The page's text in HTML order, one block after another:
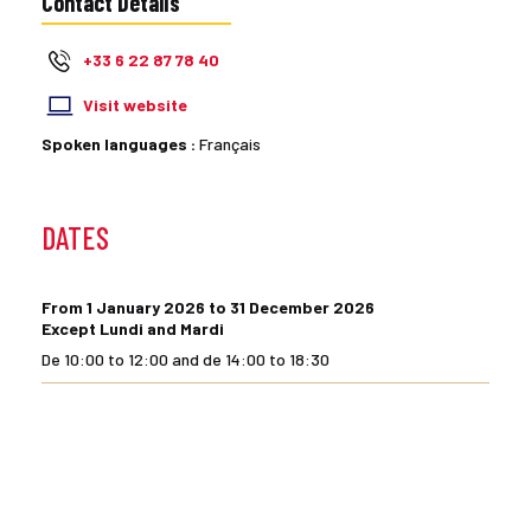
+33 6 22 87 78 40
Visit website
Spoken languages : Français
DATES
From 1 January 2026 to 31 December 2026
Except Lundi and Mardi
De 10:00 to 12:00 and de 14:00 to 18:30